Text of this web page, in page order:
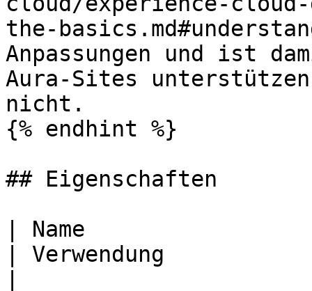
the-
Anpassungen und ist
Aura-Sites unterstützen
nicht.
{% endhint %}
## Eigenschaften
| Name
| Verwendung